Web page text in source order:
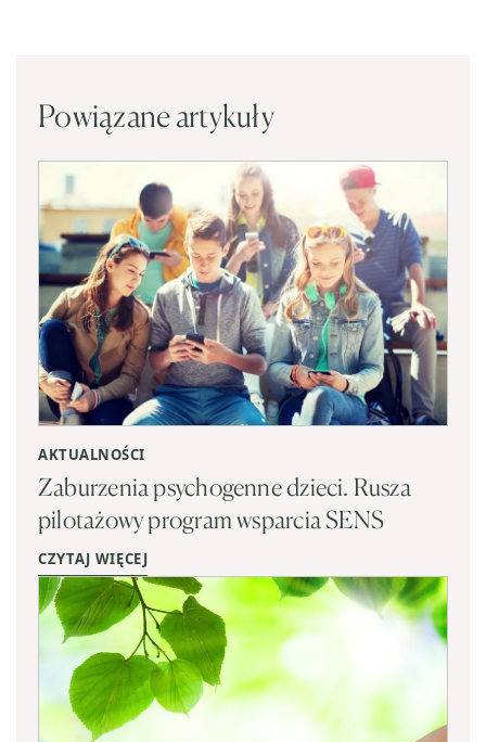
Powiązane artykuły
AKTUALNOŚCI
Zaburzenia psychogenne dzieci. Rusza
pilotażowy program wsparcia SENS
CZYTAJ WIĘCEJ